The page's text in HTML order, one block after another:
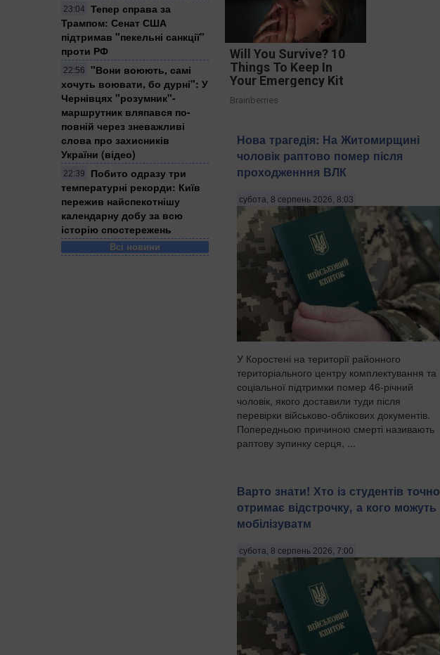
23:04
Тепер справа за
Трампом: Сенат США
підтримав "пекельні санкції"
проти РФ
22:56
​"Вони воюють, самі
хочуть воювати, бо дурні": У
Чернівцях "розумник"-
маршрутник вляпався по-
повній через зневажливі
слова про захисників
України (відео)
22:39
Побито одразу три
температурні рекорди: Київ
пережив найспекотнішу
календарну добу за всю
історію спостережень
Всі новини
Will You Survive? 10
Things To Keep In
Your Emergency Kit
Brainberries
Нова трагедія: На Житомирщині
чоловік раптово помер після
проходженння ВЛК
субота, 8 серпень 2026, 8:03
У Коростені на території районного
територіального центру комплектування та
соціальної підтримки помер 46-річний
чоловік, якого доставили туди після
перевірки військово-облікових документів.
Попередньою причиною смерті називають
раптову зупинку серця, ...
Варто знати! Хто із студентів точно
отримає відстрочку, а кого можуть
мобілізуватм
субота, 8 серпень 2026, 7:00